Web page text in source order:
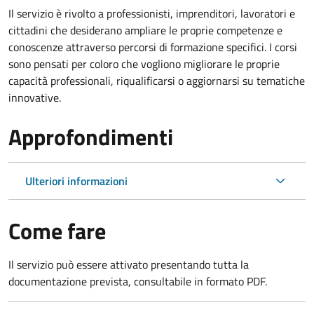
Il servizio è rivolto a professionisti, imprenditori, lavoratori e
cittadini che desiderano ampliare le proprie competenze e
conoscenze attraverso percorsi di formazione specifici. I corsi
sono pensati per coloro che vogliono migliorare le proprie
capacità professionali, riqualificarsi o aggiornarsi su tematiche
innovative.
Approfondimenti
Ulteriori informazioni
Come fare
Il servizio può essere attivato presentando tutta la
documentazione prevista, consultabile in formato PDF.